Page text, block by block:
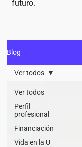
futuro.
Blog
Ver todos
Perfil
profesional
Financiación
Vida en la U
Ver todos